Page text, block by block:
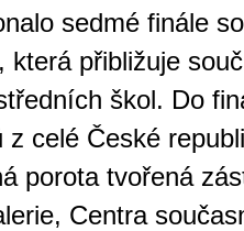
sedmé finále
která přibližuje
škol. Do
z celé České
porota tvořená
Centra
Brno je
zajímavé
restaurace,
kde si
hry. V
širokou nabídku her
jak pro pravidelné